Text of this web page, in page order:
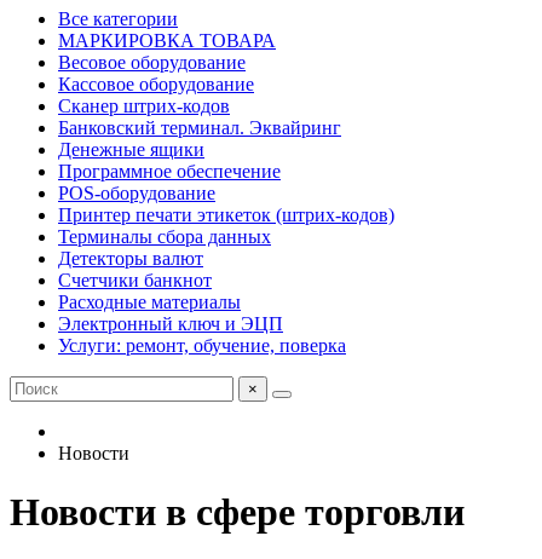
Все категории
МАРКИРОВКА ТОВАРА
Весовое оборудование
Кассовое оборудование
Сканер штрих-кодов
Банковский терминал. Эквайринг
Денежные ящики
Программное обеспечение
POS-оборудование
Принтер печати этикеток (штрих-кодов)
Терминалы сбора данных
Детекторы валют
Счетчики банкнот
Расходные материалы
Электронный ключ и ЭЦП
Услуги: ремонт, обучение, поверка
×
Новости
Новости в сфере торговли